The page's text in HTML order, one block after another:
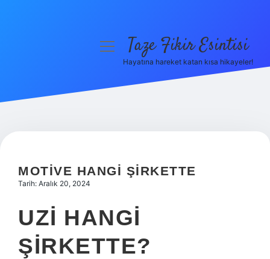
Hakkımızda
menüyüTaze Fikir Esintisi
Hayatına hareket katan kısa hikayeler!
MOTIVE HANGI ŞIRKETTE
Tarih: Aralık 20, 2024
UZI HANGI
ŞIRKETTE?